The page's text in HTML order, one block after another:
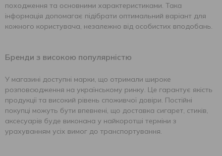
походження та основними характеристиками. Така
інформація допомагає підібрати оптимальний варіант для
кожного користувача, незалежно від особистих вподобань.
Бренди з високою популярністю
У магазині доступні марки, що отримали широке
розповсюдження на українському ринку. Це гарантує якість
продукції та високий рівень споживчої довіри. Постійні
покупці можуть бути впевнені, що доставка сигарет, стиків,
аксесуарів буде виконана у найкоротші терміни з
урахуванням усіх вимог до транспортування.